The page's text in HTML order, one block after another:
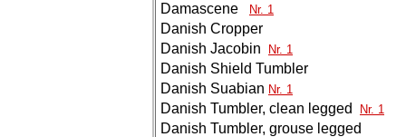
Damascene Nr. 1
Danish Cropper
Danish Jacobin
Nr. 1
Danish Shield Tumbler
Danish Suabian Nr. 1
Danish Tumbler, clean legged Nr. 1
Danish Tumbler, grouse legged